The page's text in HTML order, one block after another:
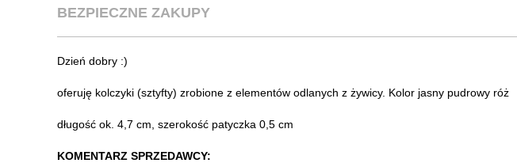
BEZPIECZNE ZAKUPY
Dzień dobry :)
oferuję kolczyki (sztyfty) zrobione z elementów odlanych z żywicy. Kolor jasny pudrowy róż
długość ok. 4,7 cm, szerokość patyczka 0,5 cm
KOMENTARZ SPRZEDAWCY: